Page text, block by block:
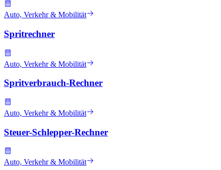
Auto, Verkehr & Mobilität
Spritrechner
Auto, Verkehr & Mobilität
Spritverbrauch-Rechner
Auto, Verkehr & Mobilität
Steuer-Schlepper-Rechner
Auto, Verkehr & Mobilität